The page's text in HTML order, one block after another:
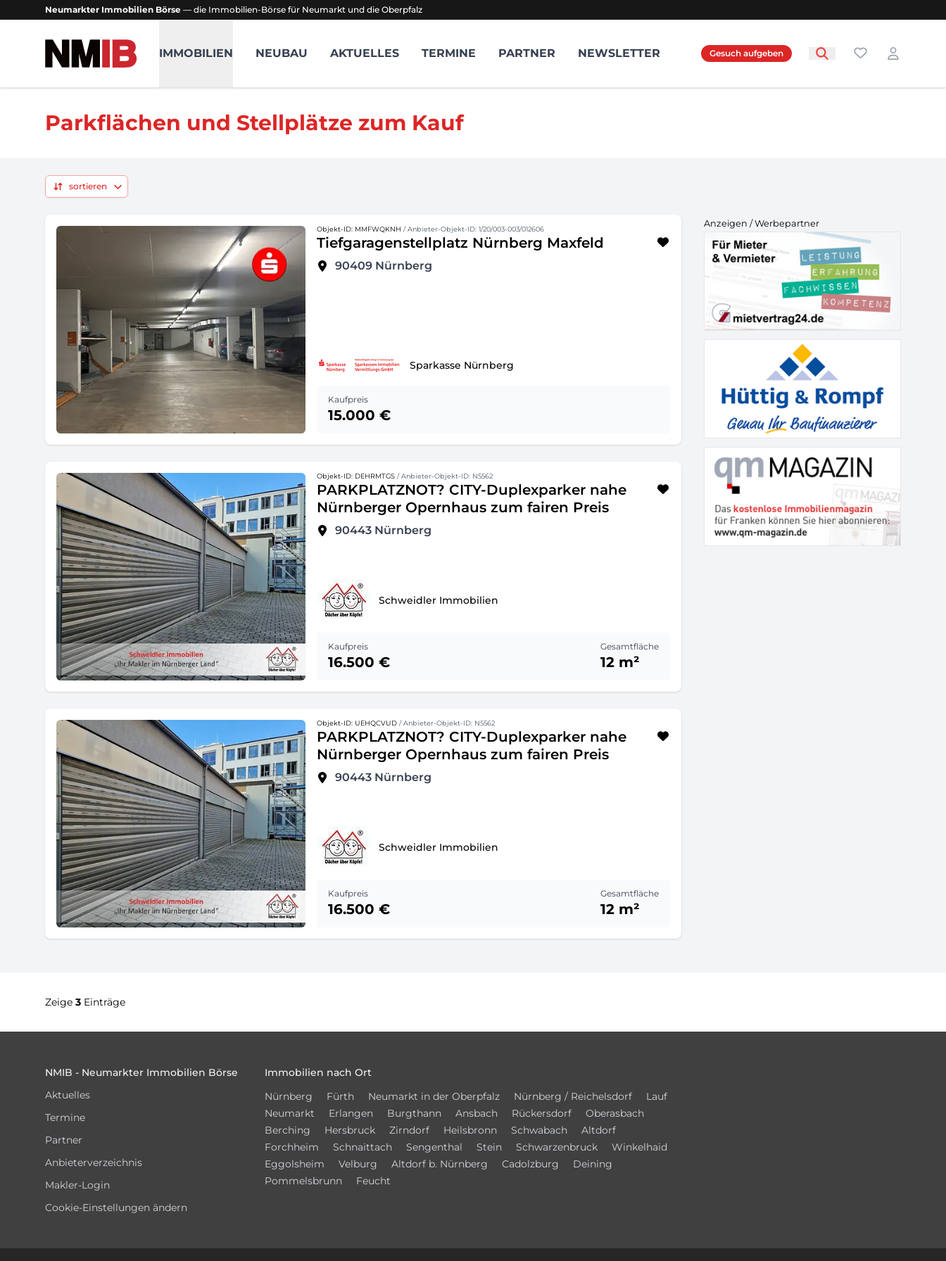
Neumarkter Immobilien Börse — die Immobilien-Börse für Neumarkt und die Oberpfalz
NMIB - Neumarkter Immobilien Börse
IMMOBILIEN NEUBAU AKTUELLES TERMINE PARTNER NEWSLETTER Gesuch aufgeben Favoriten
Login
Parkflächen und Stellplätze zum Kauf
sortieren
Objekt-ID: MMFWQKNH / Anbieter-Objekt-ID: 1/20/003-003/012606
Tiefgaragenstellplatz Nürnberg Maxfeld
90409 Nürnberg
Sparkasse Nürnberg
Kaufpreis
15.000 €
Objekt-ID: DEHRMTGS / Anbieter-Objekt-ID: N5562
PARKPLATZNOT? CITY-Duplexparker nahe
Nürnberger Opernhaus zum fairen Preis
90443 Nürnberg
Schweidler Immobilien
Kaufpreis
16.500 €
Gesamtfläche
12 m²
Objekt-ID: UEHQCVUD / Anbieter-Objekt-ID: N5562
PARKPLATZNOT? CITY-Duplexparker nahe
Nürnberger Opernhaus zum fairen Preis
90443 Nürnberg
Schweidler Immobilien
Kaufpreis
16.500 €
Gesamtfläche
12 m²
Anzeigen / Werbepartner
Zeige 3 Einträge
NMIB - Neumarkter Immobilien Börse
Aktuelles
Termine
Partner
Anbieterverzeichnis
Makler-Login
Cookie-Einstellungen ändern
Immobilien nach Ort
Nürnberg
Fürth Neumarkt in der Oberpfalz Nürnberg / Reichelsdorf
Lauf
Neumarkt
Erlangen Burgthann Ansbach Rückersdorf
Oberasbach
Berching
Hersbruck Zirndorf Heilsbronn Schwabach
Altdorf
Forchheim
Schnaittach Sengenthal Stein Schwarzenbruck
Winkelhaid
Eggolsheim
Velburg Altdorf b. Nürnberg Cadolzburg
Deining
Pommelsbrunn
Feucht